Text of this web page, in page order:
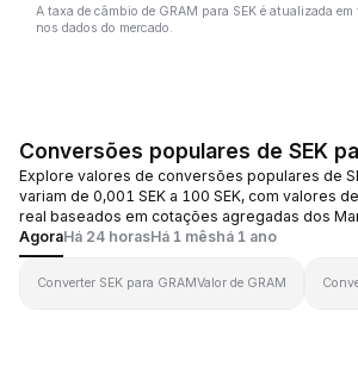
A taxa de câmbio de GRAM para SEK é atualizada
nos dados do mercado.
Conversões populares de SEK
Explore valores de conversões populares de
variam de 0,001 SEK a 100 SEK, com valores
real baseados em cotações agregadas dos
AgoraHá 24 horasHá 1 mêshá 1 ano
Converter SEK para GRAMValor de GRAM